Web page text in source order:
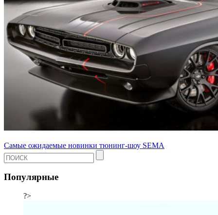
Самые ожидаемые новинки тюнинг-шоу SEMA
Популярные
?>